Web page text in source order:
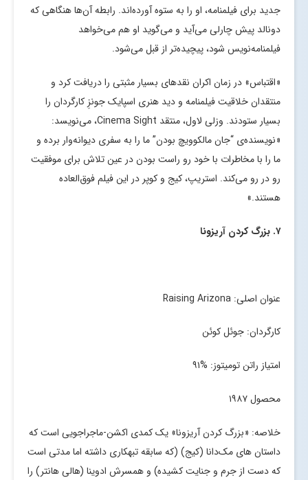
جدید برای فیلمنامه، او را به ستوه آورده‌اند. رابطه آن‌ها هنگاهی که
دونالد پیش چارلی می‌آید و می‌گوید او هم می‌خواهد
فیلمنامه‌نویس شود، پیچیده‌تر از قبل می‌شود.
«اقتباس» در زمان اکران نقدهای بسیار مثبتی را دریافت کرد و
منتقدان خلاقیت فیلمنامه و دید هنری اسپایک جونزِ کارگردان را
بسیار ستودند. وزلی لاول، منتقد Cinema Sight، می‌نویسد:
«نویسنده‌ی “جان مالکوویچ بودن” ما را به سفری دیوانه‌وار برده و
ما را با مخاطرات با خود رو راست بودن در عین تلاش برای موفقیت
رو در رو می‌کند. استریپ، کیج و کوپر در این فیلم فوق‌العاده
هستند.»
۷. بزرگ کردن آریزونا
عنوان اصلی: Raising Arizona
کارگردان: جوئل کوئن
امتیاز راتن تومیتوز: %۹۱
محصول ۱۹۸۷
خلاصه: «بزرگ کردن آریزونا» یک کمدی اکشن-ماجراجویی است که
داستان های مک‌دانا (کیج) (که سابقه تبهکاری داشته اما مدتی است
که دست از جرم و جنایت کشیده) و همسرش ادوینا (هالی هانتر) را